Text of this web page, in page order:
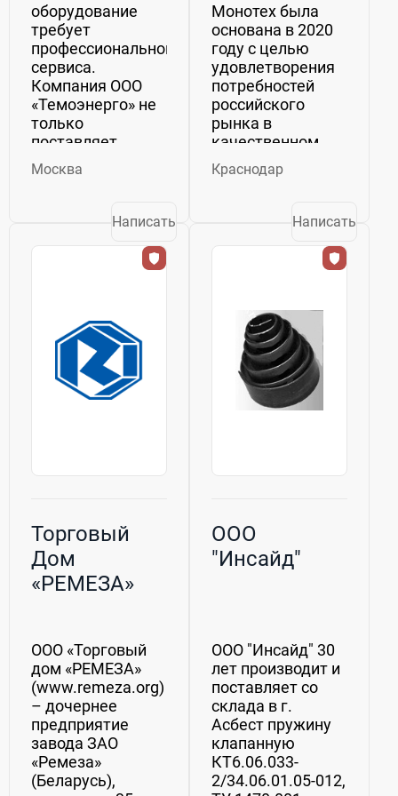
оборудование
требует
профессионального
сервиса.
Компания ООО
«Темоэнерго» не
только
поставляет
винтовые
компрессоры
(Dalgakiran, Berg,
KraftMachine,
обеспечивает их
бесперебойную...
Москва
Написать
Монотех была
основана в 2020
году с целью
удовлетворения
потребностей
российского
рынка в
качественном
компрессорном
оборудовании. За
Монотех смогла
доверие
производственные
мощности. ...
Краснодар
Написать
Торговый
Дом
«РЕМЕЗА»
ООО «Торговый
дом «РЕМЕЗА»
(www.remeza.org)
– дочернее
предприятие
завода ЗАО
«Ремеза»
(Беларусь),
ООО
"Инсайд"
ООО "Инсайд" 30
лет производит и
поставляет со
склада в г.
Асбест пружину
клапанную
КТ6.06.033-
2/34.06.01.05-012,